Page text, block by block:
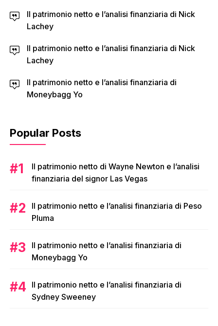
Il patrimonio netto e l’analisi finanziaria di Nick
Lachey
Il patrimonio netto e l’analisi finanziaria di Nick
Lachey
Il patrimonio netto e l’analisi finanziaria di
Moneybagg Yo
Popular Posts
Il patrimonio netto di Wayne Newton e l’analisi
finanziaria del signor Las Vegas
Il patrimonio netto e l’analisi finanziaria di Peso
Pluma
Il patrimonio netto e l’analisi finanziaria di
Moneybagg Yo
Il patrimonio netto e l’analisi finanziaria di
Sydney Sweeney